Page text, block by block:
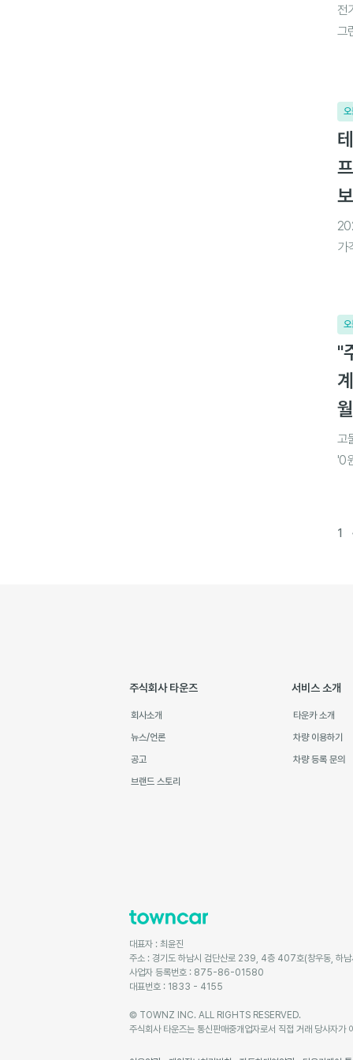
전
그
오
가
오
"
고
'0
1
주식회사 타운즈
회사소개
뉴스/언론
공고
브랜드 스토리
서비스 소개
타운카 소개
차량 이용하기
차량 등록 문의
대표자 : 최윤진
주소 : 경기도 하남시 검단산로 239, 4층 407호(창우동, 하남
사업자 등록번호 : 875-86-01580
대표번호 : 1833 - 4155
© TOWNZ INC. ALL RIGHTS RESERVED.
주식회사 타운즈는 통신판매중개업자로서 직접 거래 당사자가